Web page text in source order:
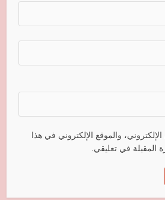
والموقع الإلكتروني في هذا
المقبلة في تعليقي.